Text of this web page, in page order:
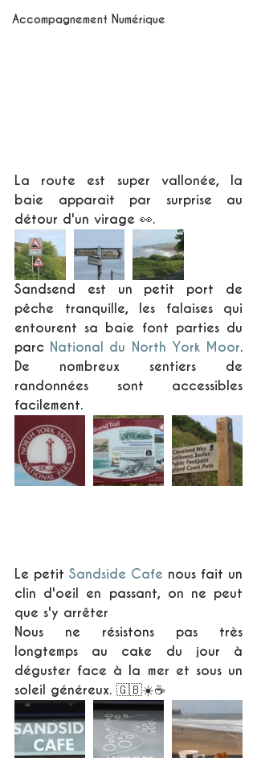
Accompagnement Numérique
La route est super vallonée, la
baie apparait par surprise au
détour d'un virage 👀.
Sandsend est un petit port de
pêche tranquille, les falaises qui
entourent sa baie font parties du
parc National du North York Moor.
De nombreux sentiers de
randonnées sont accessibles
facilement.
Le petit Sandside Cafe nous fait un
clin d'oeil en passant, on ne peut
que s'y arrêter
Nous ne résistons pas très
longtemps au cake du jour à
déguster face à la mer et sous un
soleil généreux. 🇬🇧☀️☕️